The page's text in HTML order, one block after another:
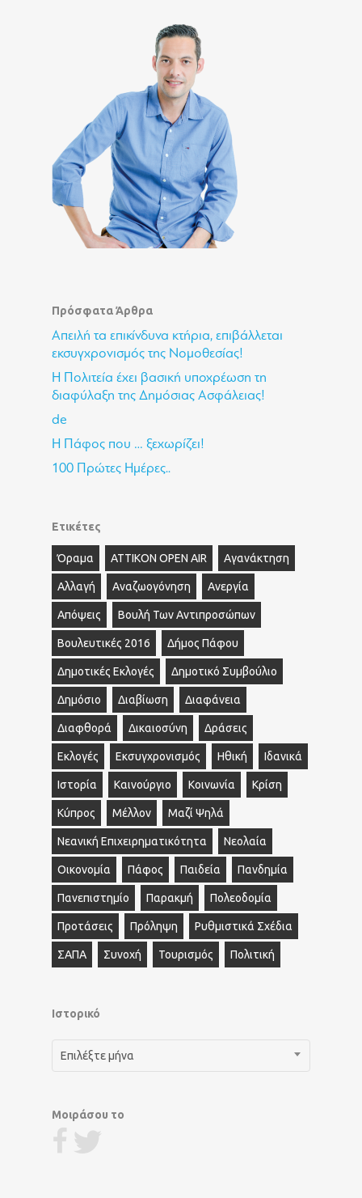
Πρόσφατα Άρθρα
Απειλή τα επικίνδυνα κτήρια, επιβάλλεται
εκσυγχρονισμός της Νομοθεσίας!
Η Πολιτεία έχει βασική υποχρέωση τη
διαφύλαξη της Δημόσιας Ασφάλειας!
de
Η Πάφος που … ξεχωρίζει!
100 Πρώτες Ημέρες..
Ετικέτες
Όραμα ΑΤΤΙΚΟΝ OPEN AIR Αγανάκτηση
Αλλαγή Αναζωογόνηση Ανεργία
Απόψεις Βουλή Των Αντιπροσώπων
Βουλευτικές 2016 Δήμος Πάφου
Δημοτικές Εκλογές Δημοτικό Συμβούλιο
Δημόσιο Διαβίωση Διαφάνεια
Διαφθορά Δικαιοσύνη Δράσεις
Εκλογές Εκσυγχρονισμός Ηθική Ιδανικά
Ιστορία Καινούργιο Κοινωνία Κρίση
Κύπρος Μέλλον Μαζί Ψηλά
Νεανική Επιχειρηματικότητα Νεολαία
Οικονομία Πάφος Παιδεία Πανδημία
Πανεπιστημίο Παρακμή Πολεοδομία
Προτάσεις Πρόληψη Ρυθμιστικά Σχέδια
ΣΑΠΑ Συνοχή Τουρισμός Πολιτική
Ιστορικό
Επιλέξτε μήνα
Μοιράσου το